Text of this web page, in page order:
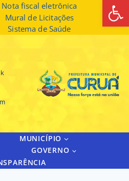
Nota fiscal eletrônica
Mural de Licitações
Sistema de Saúde
MUNICÍPIO
GOVERNO